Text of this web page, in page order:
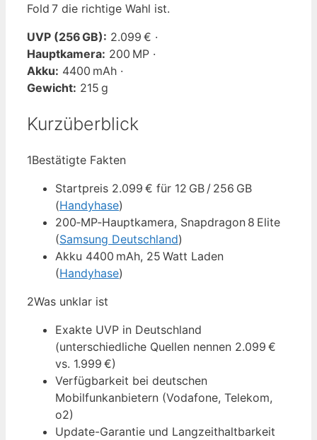
Fold 7 die richtige Wahl ist.
UVP (256 GB): 2.099 € ·
Hauptkamera: 200 MP ·
Akku: 4400 mAh ·
Gewicht: 215 g
Kurzüberblick
1Bestätigte Fakten
Startpreis 2.099 € für 12 GB / 256 GB
(Handyhase)
200‑MP‑Hauptkamera, Snapdragon 8 Elite
(Samsung Deutschland)
Akku 4400 mAh, 25 Watt Laden
(Handyhase)
2Was unklar ist
Exakte UVP in Deutschland
(unterschiedliche Quellen nennen 2.099 €
vs. 1.999 €)
Verfügbarkeit bei deutschen
Mobilfunkanbietern (Vodafone, Telekom,
o2)
Update-Garantie und Langzeithaltbarkeit